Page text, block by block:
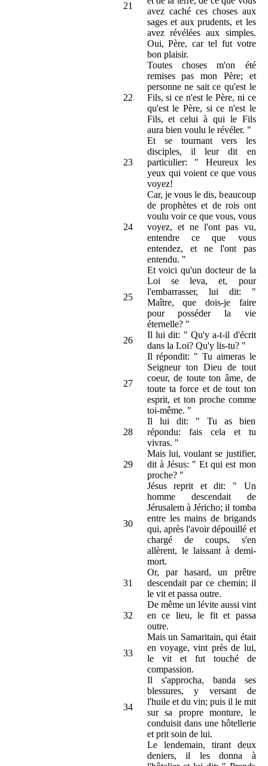
21
avez caché ces choses aux
sages et aux prudents, et les
avez révélées aux simples.
Oui, Père, car tel fut votre
bon plaisir.
22
Toutes choses m'on été
remises pas mon Père; et
personne ne sait ce qu'est le
Fils, si ce n'est le Père, ni ce
qu'est le Père, si ce n'est le
Fils, et celui à qui le Fils
aura bien voulu le révéler. "
23
Et se tournant vers les
disciples, il leur dit en
particulier: " Heureux les
yeux qui voient ce que vous
voyez!
24
Car, je vous le dis, beaucoup
de prophètes et de rois ont
voulu voir ce que vous, vous
voyez, et ne l'ont pas vu,
entendre ce que vous
entendez, et ne l'ont pas
entendu. "
25
Et voici qu'un docteur de la
Loi se leva, et, pour
l'embarrasser, lui dit: "
Maître, que dois-je faire
pour posséder la vie
éternelle? "
26
Il lui dit: " Qu'y a-t-il d'écrit
dans la Loi? Qu'y lis-tu? "
27
Il répondit: " Tu aimeras le
Seigneur ton Dieu de tout
coeur, de toute ton âme, de
toute ta force et de tout ton
esprit, et ton proche comme
toi-même. "
28
Il lui dit: " Tu as bien
répondu: fais cela et tu
vivras. "
29
Mais lui, voulant se justifier,
dit à Jésus: " Et qui est mon
proche? "
30
Jésus reprit et dit: " Un
homme descendait de
Jérusalem à Jéricho; il tomba
entre les mains de brigands
qui, après l'avoir dépouillé et
chargé de coups, s'en
allèrent, le laissant à demi-
mort.
31
Or, par hasard, un prêtre
descendait par ce chemin; il
le vit et passa outre.
32
De même un lévite aussi vint
en ce lieu, le fit et passa
outre.
33
Mais un Samaritain, qui était
en voyage, vint près de lui,
le vit et fut touché de
compassion.
34
Il s'approcha, banda ses
blessures, y versant de
l'huile et du vin; puis il le mit
sur sa propre monture, le
conduisit dans une hôtellerie
et prit soin de lui.
Le lendemain, tirant deux
deniers, il les donna à